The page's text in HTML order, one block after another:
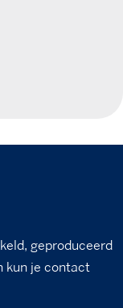
geproduceerd
kun je contact